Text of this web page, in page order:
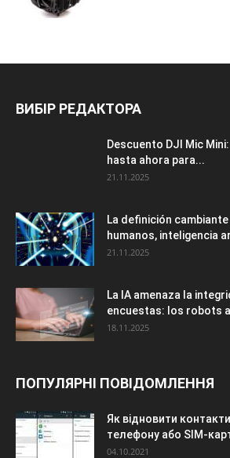
ВИБІР РЕДАКТОРА
Descuento DJI Mic
hasta ahora para...
21.11.2025
La definición
humanos, inteligencia
21.11.2025
La IA amenaza la
encuestas: los robots
18.11.2025
ПОПУЛЯРНІ ПОВІДОМЛЕННЯ
Як відновити
телефону або SIM-
04.10.2021